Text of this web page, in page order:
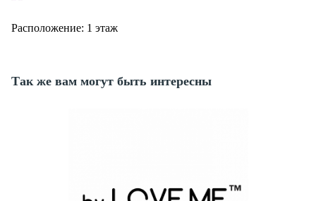
Расположение: 1 этаж
Так же вам могут быть интересны